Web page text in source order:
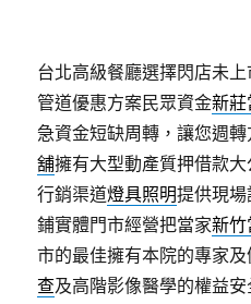
台北高級餐廳選擇閃店未
管道優惠方案民眾資金新
急資金短缺周轉，讓您週
舖擁有大型動產質押借款
行銷渠道燈具照明提供現
鋪實體門市經營把當家新
市的最佳擁有本院的專家
查及高階影像醫學的權益